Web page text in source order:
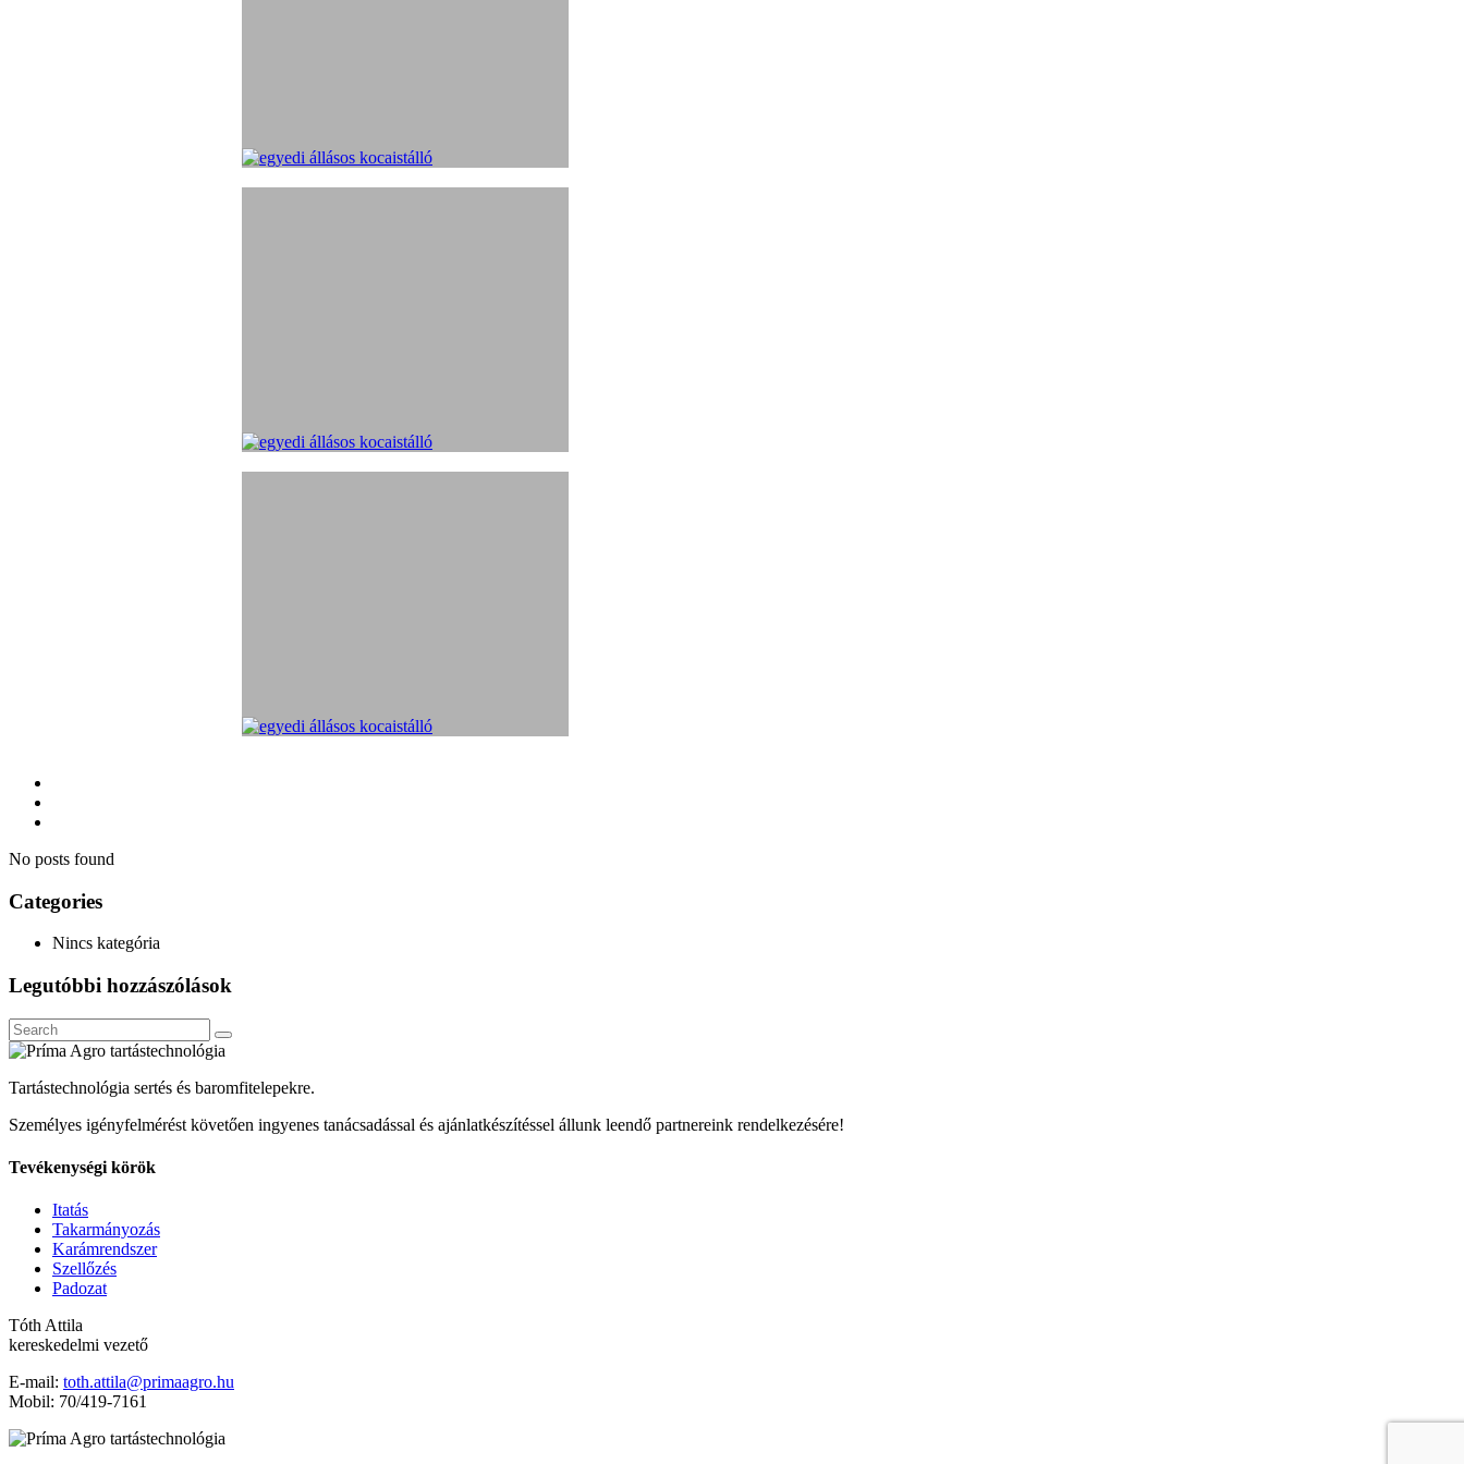
No posts found
Categories
Nincs kategória
Legutóbbi hozzászólások
Tartástechnológia sertés és baromfitelepekre.
Személyes igényfelmérést követően ingyenes tanácsadással és ajánlatkészítéssel állunk leendő partnereink rendelkezésére!
Tevékenységi körök
Itatás
Takarmányozás
Karámrendszer
Szellőzés
Padozat
Tóth Attila
kereskedelmi vezető
E-mail: toth.attila@primaagro.hu
Mobil: 70/419-7161